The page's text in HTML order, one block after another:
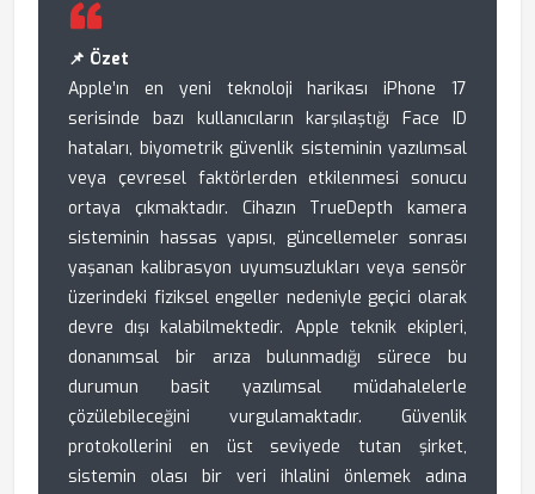
📌 Özet
Apple’ın en yeni teknoloji harikası iPhone 17
serisinde bazı kullanıcıların karşılaştığı Face ID
hataları, biyometrik güvenlik sisteminin yazılımsal
veya çevresel faktörlerden etkilenmesi sonucu
ortaya çıkmaktadır. Cihazın TrueDepth kamera
sisteminin hassas yapısı, güncellemeler sonrası
yaşanan kalibrasyon uyumsuzlukları veya sensör
üzerindeki fiziksel engeller nedeniyle geçici olarak
devre dışı kalabilmektedir. Apple teknik ekipleri,
donanımsal bir arıza bulunmadığı sürece bu
durumun basit yazılımsal müdahalelerle
çözülebileceğini vurgulamaktadır. Güvenlik
protokollerini en üst seviyede tutan şirket,
sistemin olası bir veri ihlalini önlemek adına